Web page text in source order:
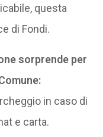
questa
di Fondi.
sorprende per
in caso di
e carta.